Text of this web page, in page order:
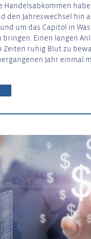
Handelsabkommen
den Jahreswechsel hin
um das Capitol in
bringen. Einen langen
Zeiten ruhig Blut zu
Jahr einmal